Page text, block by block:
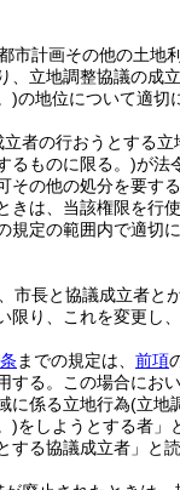
市計画その他の土地
、立地調整協議の成
)の地位について適切
者の行おうとする立
るものに限る。)が法
その他の処分を要す
きは、当該権限を行
規定の範囲内で適切
市長と協議成立者と
限り、これを変更し
までの規定は、 前項
する。
この場合におい
に係る立地行為(立地
)をしようとする者」
する協議成立者」と